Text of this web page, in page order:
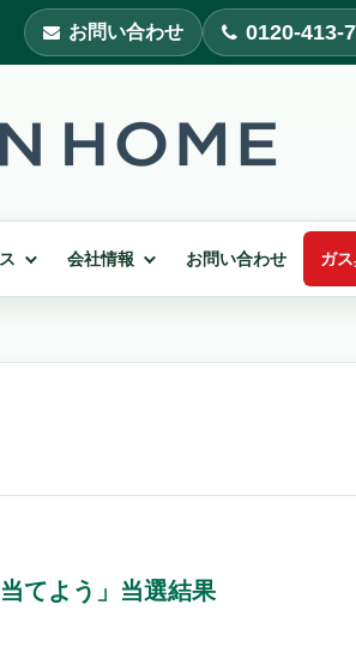
お問い合わせ 0120-413-
会社情報 お問い合わせ ガ
てよう」当選結果